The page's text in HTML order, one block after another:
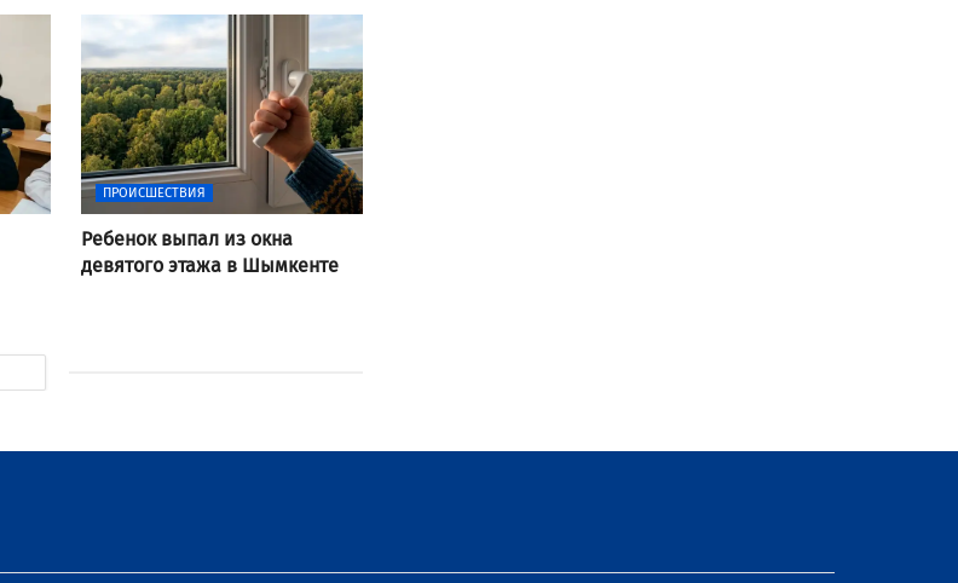
ПРОИСШЕСТВИЯ
Ребенок выпал из окна
девятого этажа в Шымкенте